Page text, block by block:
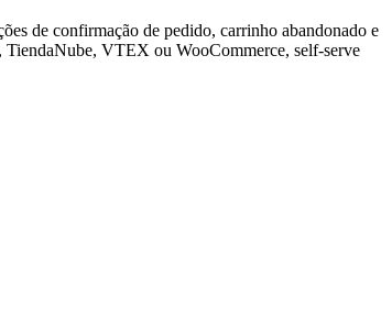
de confirmação de pedido, carrinho abandonado e
TiendaNube, VTEX ou WooCommerce, self-serve